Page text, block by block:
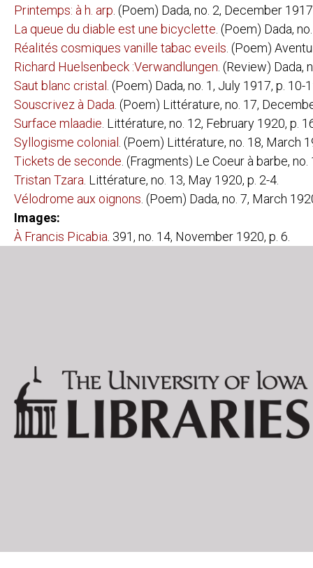
PHILIPPE SOUPAULT:
GARAGE
ROSE DES
WESTWEGO
CHRISTOF SPENGEMANN:
KUNST
DIE
SHINKICHI TAKAHASHI:
DADA
TRISTAN TZARA:
VINGT-CINQ
LA
JACQUES VACHÉ:
LETTRES DE
MELCHIOR VISCHER
DER
HERMYNIA ZUR MÜHLEN:
WAS
EPHEMERA:
DADA
PAPILLONS
Printemps: à h. arp . (Poem) Dada, no. 2, December
La queue du diable est une bicyclette . (Poem) Dada,
Réalités cosmiques vanille tabac eveils . (Poem)
Richard Huelsenbeck :Verwandlungen . (Review) Dada,
Saut blanc cristal . (Poem) Dada, no. 1, July 1917, p. 10-
Souscrivez à Dada . (Poem) Littérature, no. 17,
Surface mlaadie . Littérature, no. 12, February 1920, p.
Syllogisme colonial . (Poem) Littérature, no. 18, March
Tickets de seconde . (Fragments) Le Coeur à barbe, no.
Tristan Tzara . Littérature, no. 13, May 1920, p. 2-4.
Vélodrome aux oignons . (Poem) Dada, no. 7, March
Images:
À Francis Picabia . 391, no. 14, November 1920, p. 6.